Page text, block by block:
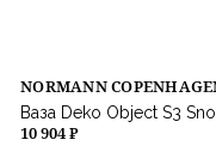
NORMANN
Ваза Deko Object S3
10 904 ₽